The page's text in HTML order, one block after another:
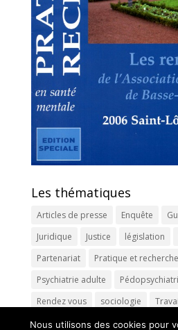
Les thématiques
Articles de presse Enquête
Juridique
Justice législation
Partenariat
Pratique et
Psychiatrie adulte
Rendez vous
sociologie
Nous utilisons des cookies pour